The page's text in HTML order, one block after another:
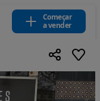
Começar
a vender